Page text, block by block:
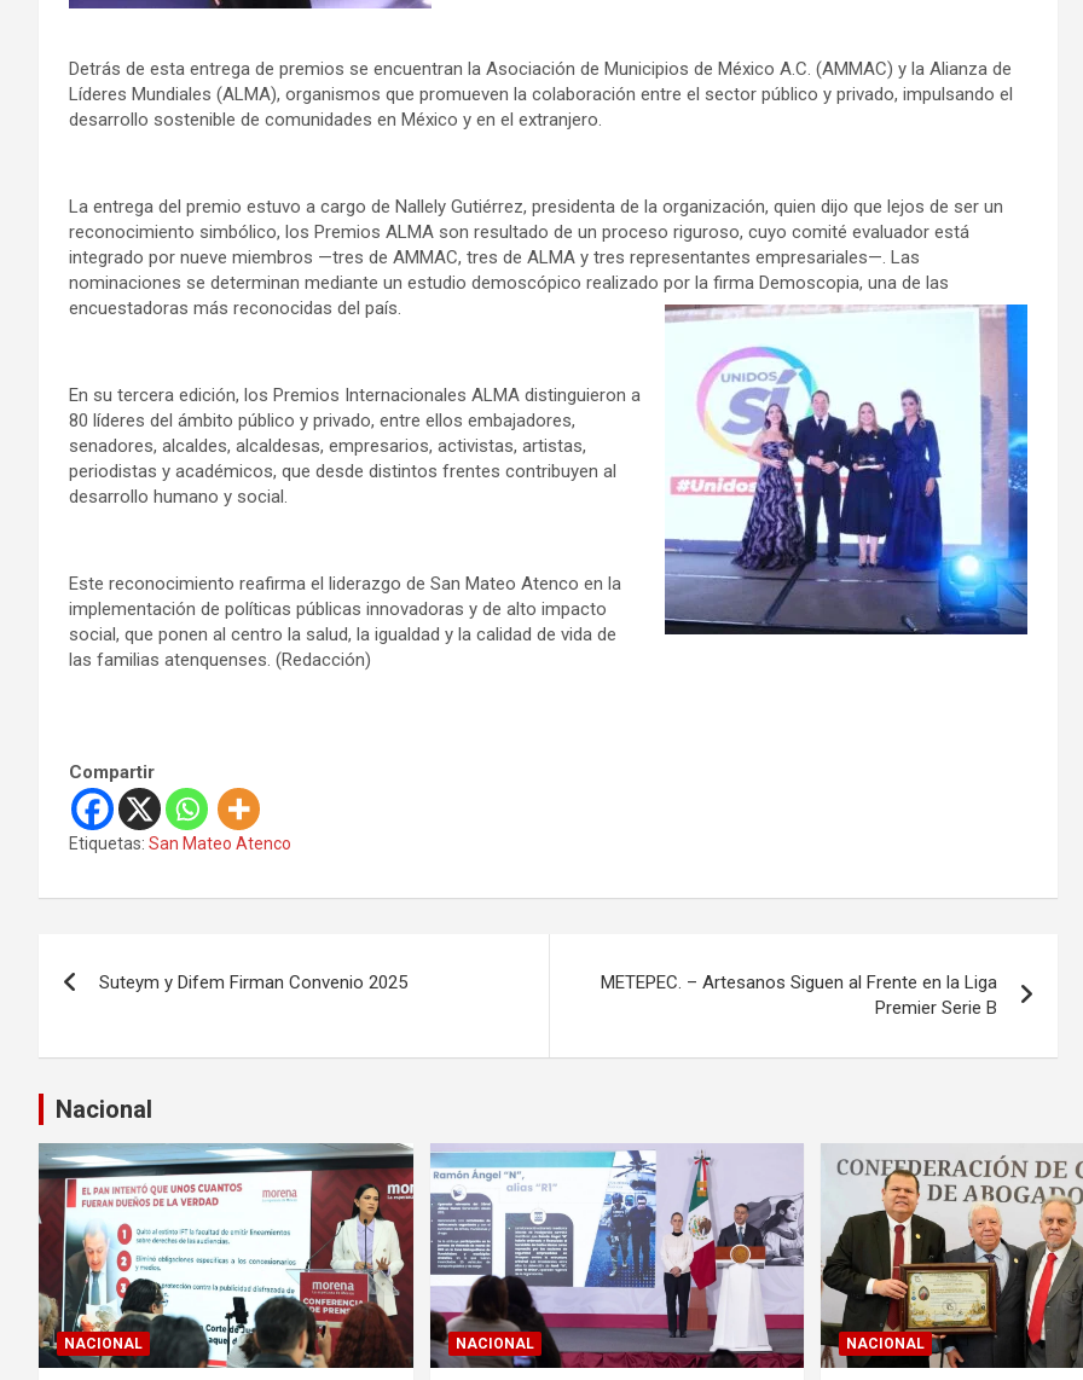
Detrás de esta entrega de premios se encuentran la Asociación de Municipios de México A.C. (AMMAC) y la Alianza de
Líderes Mundiales (ALMA), organismos que promueven la colaboración entre el sector público y privado, impulsando el
desarrollo sostenible de comunidades en México y en el extranjero.
La entrega del premio estuvo a cargo de Nallely Gutiérrez, presidenta de la organización, quien dijo que lejos de ser un
reconocimiento simbólico, los Premios ALMA son resultado de un proceso riguroso, cuyo comité evaluador está
integrado por nueve miembros —tres de AMMAC, tres de ALMA y tres representantes empresariales—. Las
nominaciones se determinan mediante un estudio demoscópico realizado por la firma Demoscopia, una de las
encuestadoras más reconocidas del país.
En su tercera edición, los Premios Internacionales ALMA distinguieron a
80 líderes del ámbito público y privado, entre ellos embajadores,
senadores, alcaldes, alcaldesas, empresarios, activistas, artistas,
periodistas y académicos, que desde distintos frentes contribuyen al
desarrollo humano y social.
Este reconocimiento reafirma el liderazgo de San Mateo Atenco en la
implementación de políticas públicas innovadoras y de alto impacto
social, que ponen al centro la salud, la igualdad y la calidad de vida de
las familias atenquenses. (Redacción)
Compartir
Etiquetas: San Mateo Atenco
v
e
g
a
c
i
ó
Suteym y Difem Firman Convenio 2025
METEPEC. – Artesanos Siguen al Frente en la Liga
Premier Serie B
Nacional
NACIONAL NACIONAL NACIONAL